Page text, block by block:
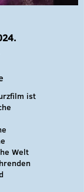
ist
Welt